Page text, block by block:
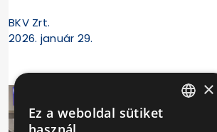
BKV Zrt.
2026. január 29.
×
Ez a weboldal sütiket